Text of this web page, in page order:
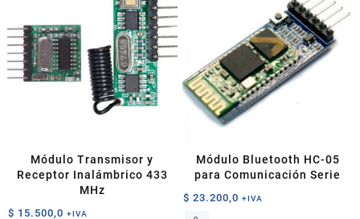
Módulo Transmisor y
Receptor Inalámbrico 433
MHz
$ 15.500,0 +IVA
Módulo Bluetooth HC-05
para Comunicación Serie
$ 23.200,0 +IVA